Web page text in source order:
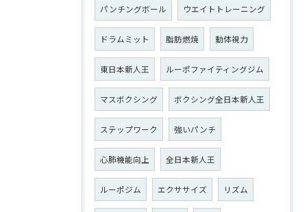
パンチングボール ウエイトトレーニング
ドラムミット 脂肪燃焼 動体視力
東日本新人王 ルーポファイティングジム
マスボクシング ボクシング全日本新人王
ステップワーク 強いパンチ
心肺機能向上 全日本新人王
ルーポジム エクササイズ リズム